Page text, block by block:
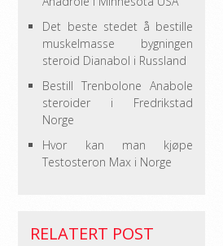
Det beste stedet å bestille
muskelmasse bygningen
steroid Dianabol i Russland
Bestill Trenbolone Anabole
steroider i Fredrikstad
Norge
Hvor kan man kjøpe
Testosteron Max i Norge
RELATERT POST